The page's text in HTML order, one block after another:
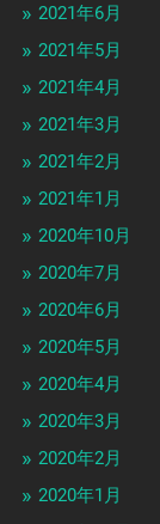
2021年6月
2021年5月
2021年4月
2021年3月
2021年2月
2021年1月
2020年10月
2020年7月
2020年6月
2020年5月
2020年4月
2020年3月
2020年2月
2020年1月